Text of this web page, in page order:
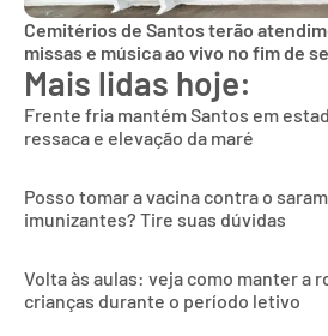
Cemitérios de Santos terão
missas e música ao vivo no fim de
Mais lidas hoje:
Frente fria mantém Santos em
ressaca e elevação da maré
Posso tomar a vacina contra o
imunizantes? Tire suas dúvidas
Volta às aulas: veja como manter a
crianças durante o período letivo